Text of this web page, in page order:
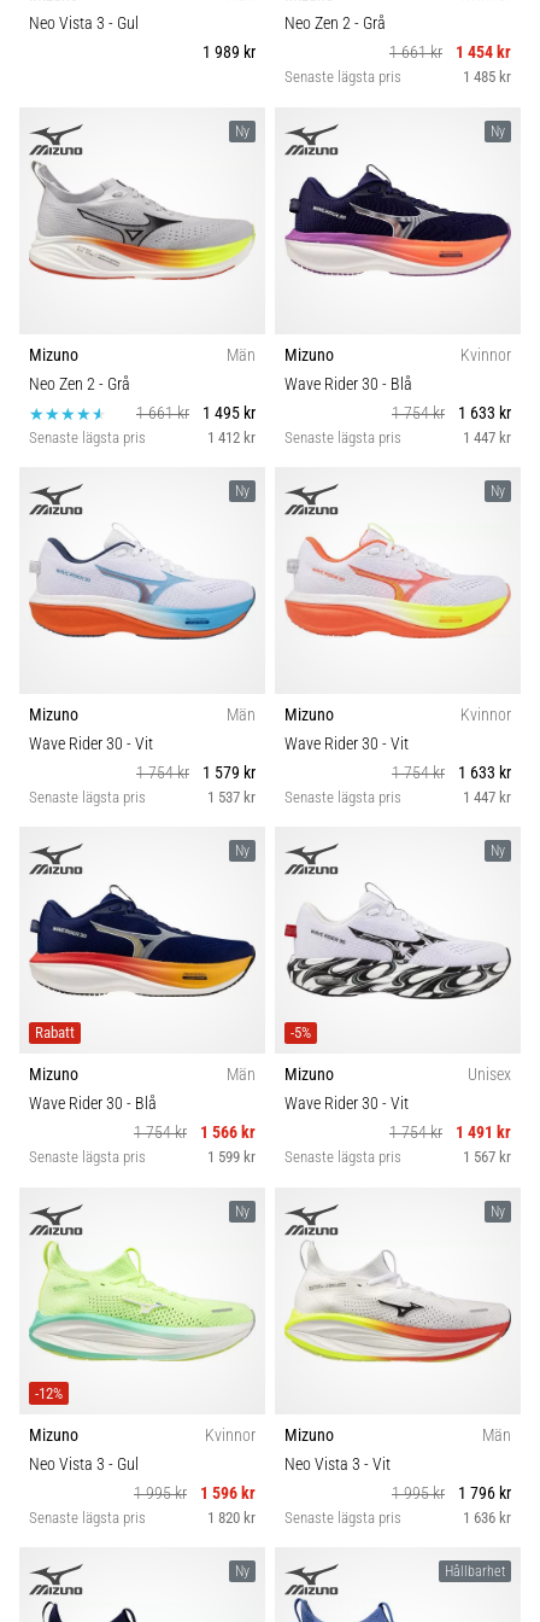
Neo Vista 3 - Gul
1 989 kr
Neo Zen 2- Grå
1 661 kr
1 454 kr
Senaste lägsta pris 1 485 kr
Ny
Mizuno
Män
Neo Zen 2- Grå
1 661 kr
1 495 kr
Senaste lägsta pris 1 412 kr
Ny
Mizuno
Kvinnor
Wave Rider 30 - Blå
1 754 kr
1 633 kr
Senaste lägsta pris 1 447 kr
Ny
Mizuno
Män
Wave Rider 30 - Vit
1 754 kr
1 579 kr
Senaste lägsta pris 1 537 kr
Ny
Mizuno
Kvinnor
Wave Rider 30 - Vit
1 754 kr
1 633 kr
Senaste lägsta pris 1 447 kr
Ny
Rabatt
Mizuno
Män
Wave Rider 30 - Blå
1 754 kr
1 566 kr
Senaste lägsta pris 1 599 kr
Ny
-5%
Mizuno
Unisex
Wave Rider 30 - Vit
1 754 kr
1 491 kr
Senaste lägsta pris 1 567 kr
Ny
-12%
Mizuno
Kvinnor
Neo Vista 3 - Gul
1 995 kr
1 596 kr
Senaste lägsta pris 1 820 kr
Ny
Mizuno
Män
Neo Vista 3 - Vit
1 995 kr
1 796 kr
Senaste lägsta pris 1 636 kr
Ny Hållbarhet